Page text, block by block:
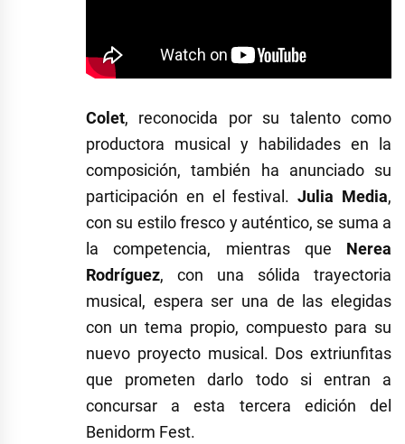
Colet, reconocida por su talento como
productora musical y habilidades en la
composición, también ha anunciado su
participación en el festival.Julia Media,
con su estilo fresco y auténtico, se suma a
la competencia, mientras que Nerea
Rodríguez, con una sólida trayectoria
musical, espera ser una de las elegidas
con un tema propio, compuesto para su
nuevo proyecto musical. Dos extriunfitas
que prometen darlo todo si entran a
concursar a esta tercera edición del
Benidorm Fest.